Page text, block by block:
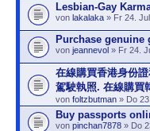
Lesbian-Gay
von lakalaka » Fr 24.
Purchase genuine
von jeannevol » Fr 24.
在線購買香港身份
駕駛執照. 在線購買
von foltzbutman » Do
Buy passports
von pinchan7878 » Do